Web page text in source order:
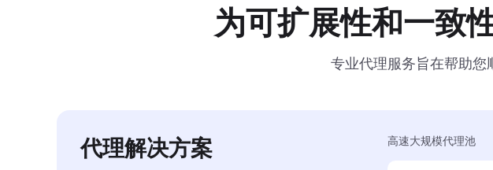
为可扩展性和一致
专业代理服务旨在帮助您
代理解决方案 高速大规模代理池